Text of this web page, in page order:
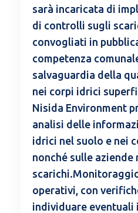
sarà incaricata di
di controlli sugli
convogliati in
competenza
salvaguardia della
nei corpi idrici
Nisida Environment
analisi delle
idrici nel suolo e nei
nonché sulle
operativi, con
individuare eventuali